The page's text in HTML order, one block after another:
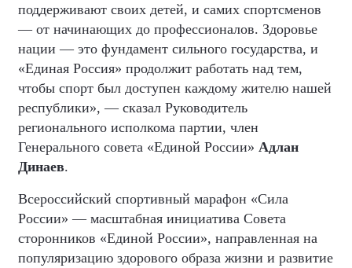
поддерживают своих детей, и самих спортсменов
— от начинающих до профессионалов. Здоровье
нации — это фундамент сильного государства, и
«Единая Россия» продолжит работать над тем,
чтобы спорт был доступен каждому жителю нашей
республики», — сказал Руководитель
регионального исполкома партии, член
Генерального совета «Единой России» Адлан
Динаев.
Всероссийский спортивный марафон «Сила
России» — масштабная инициатива Совета
сторонников «Единой России», направленная на
популяризацию здорового образа жизни и развитие